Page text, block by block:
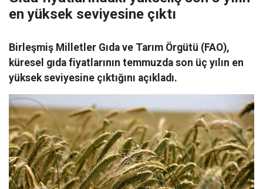
en yüksek seviyesine çıktı
Birleşmiş Milletler Gıda ve Tarım Örgütü (FAO),
küresel gıda fiyatlarının temmuzda son üç yılın en
yüksek seviyesine çıktığını açıkladı.